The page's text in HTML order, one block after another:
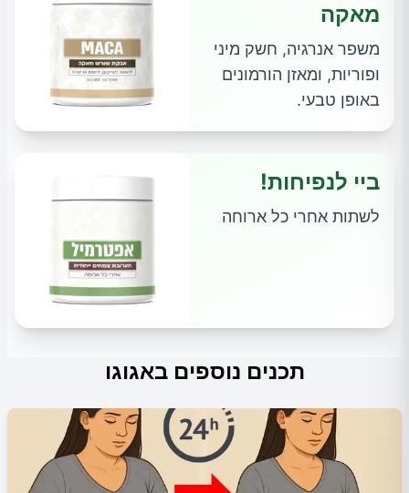
מאקה
משפר אנרגיה, חשק מיני
ופוריות, ומאזן הורמונים
באופן טבעי.
ביי לנפיחות!
לשתות אחרי כל ארוחה
תכנים נוספים באגוגו